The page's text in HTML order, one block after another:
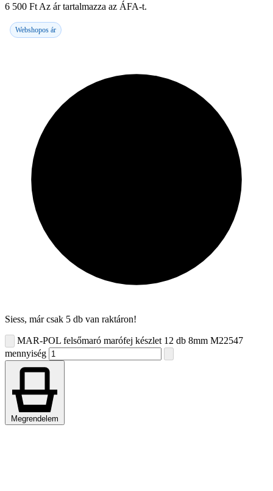
6 500 Ft Az ár tartalmazza az ÁFA-t.
Webshopos ár
Siess, már csak 5 db van raktáron!
MAR-POL felsőmaró marófej készlet 12 db 8mm M22547
mennyiség
Megrendelem